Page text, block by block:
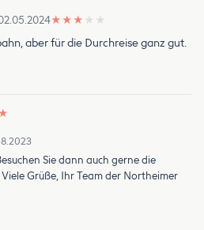
★ ★ ★ ★ ★
aber für die Durchreise ganz gut.
Sie dann auch gerne die
Grüße, Ihr Team der Northeimer